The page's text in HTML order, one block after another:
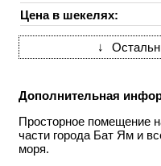
Цена в шекелях:
↓
Дополнительная
Просторное помещение
части города Бат Ям и
моря.